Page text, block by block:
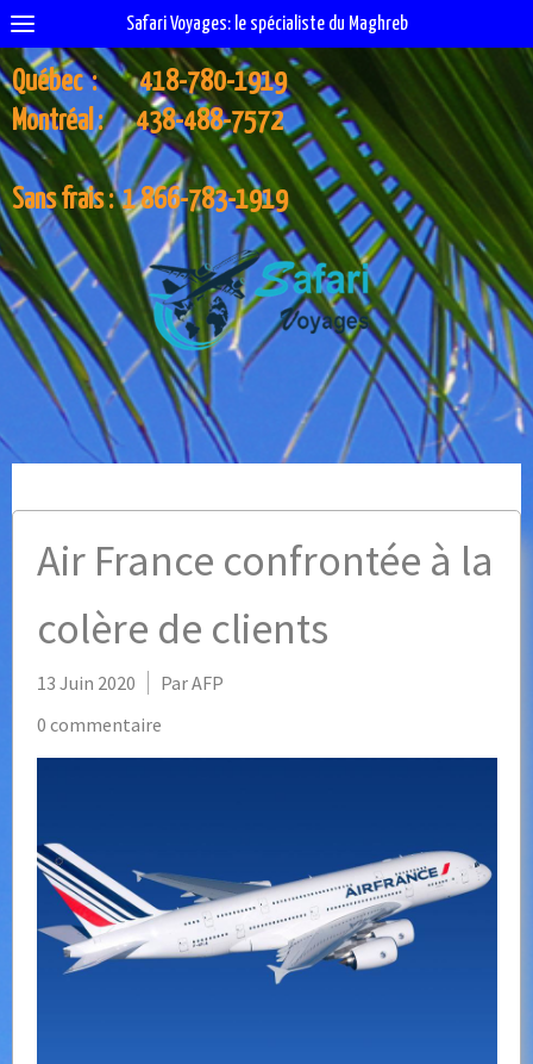
Safari Voyages: le spécialiste du Maghreb
Québec : 418-780-1919
Montréal : 438-488-7572
Sans frais : 1 866-783-1919
Air France confrontée à la
colère de clients
13 Juin 2020
Par AFP
0 commentaire